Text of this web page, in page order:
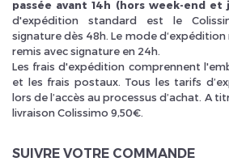
passée avant 14h (hors week-end et
d'expédition standard est le
signature dès 48h. Le mode
remis avec signature en 24h.
Les frais d'expédition comprennent
et les frais postaux. Tous les tarifs
lors de l’accès au processus d’achat. A
livraison Colissimo 9,50€.
SUIVRE VOTRE COMMANDE